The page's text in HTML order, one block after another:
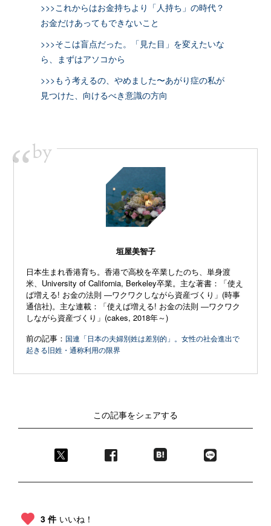
>>>これからはお金持ちより「人持ち」の時代？
お金だけあってもできないこと
>>>そこは盲点だった。「見た目」を変えたいな
ら、まずはアソコから
>>>もう考えるの、やめました〜あがり症の私が
見つけた、向けるべき意識の方向
“by
垣屋美智子
日本生まれ香港育ち。香港で高校を卒業したのち、単身渡
米、University of California, Berkeley卒業。主な著書：「使え
ば増える! お金の法則 ―ワクワクしながら資産づくり」(時事
通信社)。主な連載：「使えば増える! お金の法則 ―ワクワク
しながら資産づくり」(cakes, 2018年～)
前の記事： 国連「日本の夫婦別姓は差別的」。女性の社会進出で
起きる旧姓・通称利用の限界
この記事をシェアする
3 件 いいね！